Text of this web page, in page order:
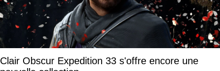
Clair Obscur Expedition 33 s'offre encore une